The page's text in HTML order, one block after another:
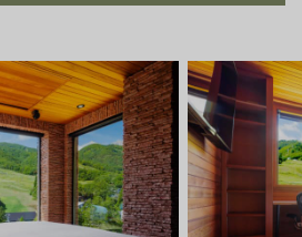
ウィンターシーズン
イベント